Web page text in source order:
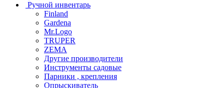
Ручной инвентарь
Finland
Gardena
Mr.Logo
TRUPER
ZEMA
Другие производители
Инструменты садовые
Парники , крепления
Опрыскиватель